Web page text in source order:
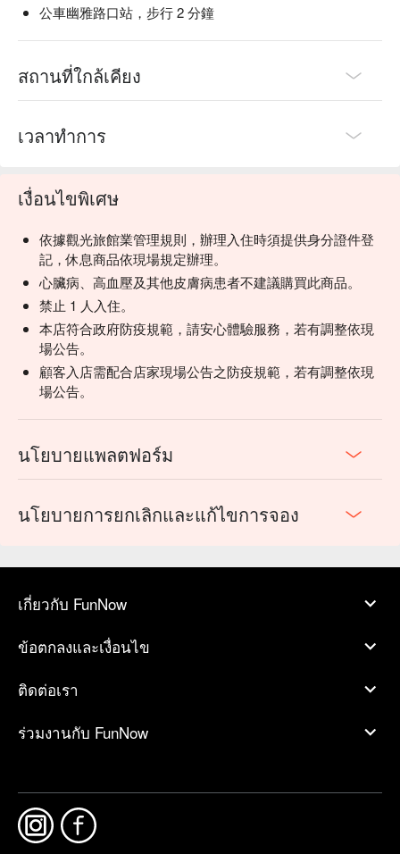
公車幽雅路口站，步行 2 分鐘
สถานที่ใกล้เคียง
เวลาทำการ
เงื่อนไขพิเศษ
依據觀光旅館業管理規則，辦理入住時須提供身分證件登
記，休息商品依現場規定辦理。
心臟病、高血壓及其他皮膚病患者不建議購買此商品。
禁止 1 人入住。
本店符合政府防疫規範，請安心體驗服務，若有調整依現
場公告。
顧客入店需配合店家現場公告之防疫規範，若有調整依現
場公告。
นโยบายแพลตฟอร์ม
นโยบายการยกเลิกและแก้ไขการจอง
เกี่ยวกับ FunNow
ข้อตกลงและเงื่อนไข
ติดต่อเรา
ร่วมงานกับ FunNow